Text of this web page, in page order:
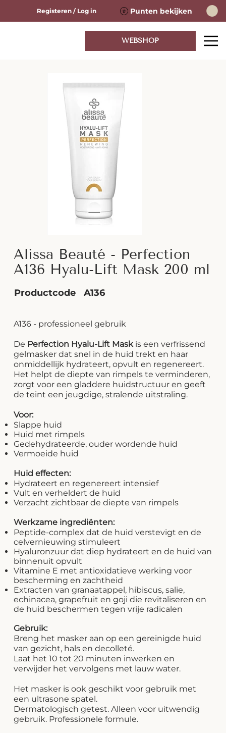
Punten bekijken
Registeren / Log in
WEBSHOP
Alissa Beauté - Perfection
A136 Hyalu-Lift Mask 200 ml
Productcode A136
A136 - professioneel gebruik
De Perfection Hyalu-Lift Maskis een verfrissend
gelmasker dat snel in de huid trekt en haar
onmiddellijk hydrateert, opvult en regenereert.
Het helpt de diepte van rimpels te verminderen,
zorgt voor een gladdere huidstructuur en geeft
de teint een jeugdige, stralende uitstraling.
Voor:
Slappe huid
Huid met rimpels
Gedehydrateerde, ouder wordende huid
Vermoeide huid
Huid effecten:
Hydrateert en regenereert intensief
Vult en verheldert de huid
Verzacht zichtbaar de diepte van rimpels
Werkzame ingrediënten:
Peptide-complex dat de huid verstevigt en de
celvernieuwing stimuleert
Hyaluronzuur dat diep hydrateert en de huid van
binnenuit opvult
Vitamine E met antioxidatieve werking voor
bescherming en zachtheid
Extracten van granaatappel, hibiscus, salie,
echinacea, grapefruit en goji die revitaliseren en
de huid beschermen tegen vrije radicalen
Gebruik:
Breng het masker aan op een gereinigde huid
van gezicht, hals en decolleté.
Laat het 10 tot 20 minuten inwerken en
verwijder het vervolgens met lauw water.
Het masker is ook geschikt voor gebruik met
een ultrasone spatel.
Dermatologisch getest. Alleen voor uitwendig
gebruik. Professionele formule.